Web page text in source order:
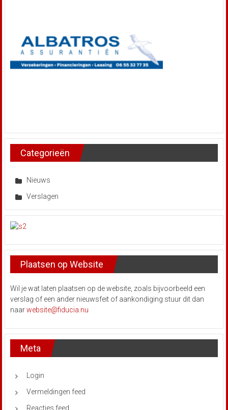
Categorieën
Nieuws
Verslagen
Plaatsen op Website
Wil je wat laten plaatsen op de website, zoals bijvoorbeeld een
verslag of een ander nieuwsfeit of aankondiging stuur dit dan
naarwebsite@fiducia.nu
Meta
Login
Vermeldingen feed
Reacties feed